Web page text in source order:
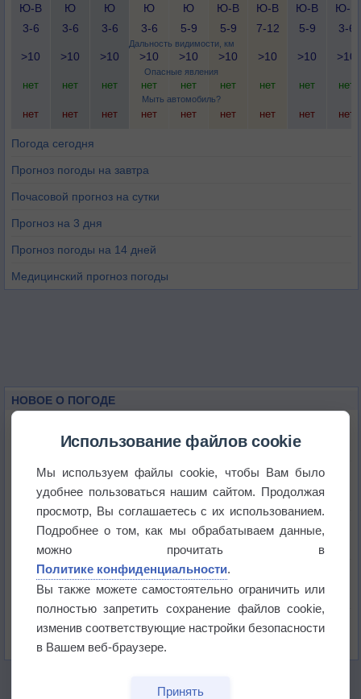
Дальность видимости, км
Опасные явления
Мыть автомобиль?
Ю-В
3-6
Ю
3-6
Ю
3-6
Ю
3-6
Ю
5-9
Ю-В
5-9
Ю-В
7-12
Ю-В
5-9
Ю-В
3-6
>10 >10 >10 >10 >10 >10 >10 >10 >10
нет нет нет нет нет нет нет нет нет
нет нет нет нет нет нет нет нет нет
Погода сегодня
Прогноз погоды на завтра
Почасовой прогноз на сутки
Прогноз на 3 дня
Прогноз погоды на 14 дней
Медицинский прогноз погоды
НОВОЕ О ПОГОДЕ
Приложение построит маршрут через тень
Атмосфера начала замерзать
В Приморье обнаружены морские волны тепла
бабочек
Использование файлов cookie
Мы используем файлы cookie, чтобы Вам было
удобнее пользоваться нашим сайтом. Продолжая
просмотр, Вы соглашаетесь с их использованием.
Подробнее о том, как мы обрабатываем данные,
можно прочитать в
Политике конфиденциальности.
Вы также можете самостоятельно ограничить или
полностью запретить сохранение файлов cookie,
изменив соответствующие настройки безопасности
в Вашем веб-браузере.
Принять